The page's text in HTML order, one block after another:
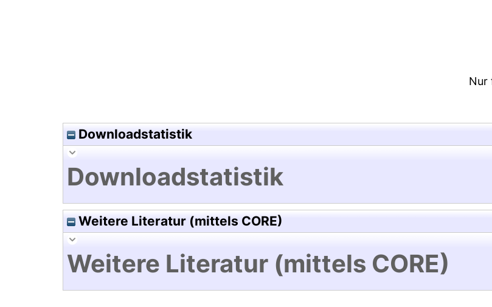
Nur
Downloadstatistik
Downloadstatistik
Weitere Literatur (mittels CORE)
Weitere Literatur (mittels CORE)